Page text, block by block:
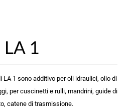
LA 1
LA 1 sono additivo per oli idraulici, olio di
per cuscinetti e rulli, mandrini, guide di
catene di trasmissione.